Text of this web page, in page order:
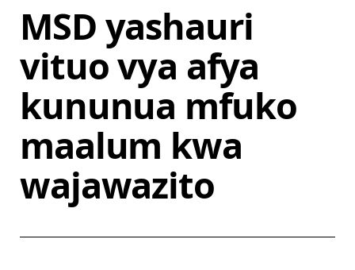
MSD yashauri
vituo vya afya
kununua mfuko
maalum kwa
wajawazito